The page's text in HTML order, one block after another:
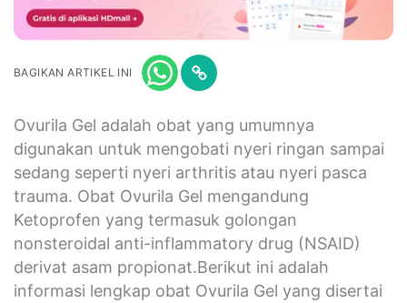
BAGIKAN ARTIKEL INI
Ovurila Gel adalah obat yang umumnya
digunakan untuk mengobati nyeri ringan sampai
sedang seperti nyeri arthritis atau nyeri pasca
trauma. Obat Ovurila Gel mengandung
Ketoprofen yang termasuk golongan
nonsteroidal anti-inflammatory drug (NSAID)
derivat asam propionat.Berikut ini adalah
informasi lengkap obat Ovurila Gel yang disertai